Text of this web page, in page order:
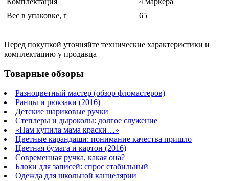
Вес в упаковке, г
65
Перед покупкой уточняйте технические характеристики и
комплектацию у продавца
Товарные обзоры
Разноцветный мастер (обзор фломастеров)
Ранцы и рюкзаки (2016)
Детские шариковые ручки
Степлеры и дыроколы: долгое служение
«Нам купила мама краски…»
Цветные карандаши: понимание качества пришло
Цветная бумага и картон (2016)
Современная ручка, какая она?
Блоки для записей: спрос стабильный
Одежда для школьной канцелярии